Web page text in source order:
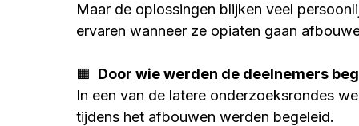
Maar de oplossingen blijken veel
ervaren wanneer ze opiaten gaan
🟧 Door wie werden de deelnemers
In een van de latere onderzoeksrondes
tijdens het afbouwen werden begeleid.